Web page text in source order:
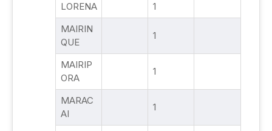
LORENA
1
MAIRIN
QUE
1
MAIRIP
ORA
1
MARAC
AI
1